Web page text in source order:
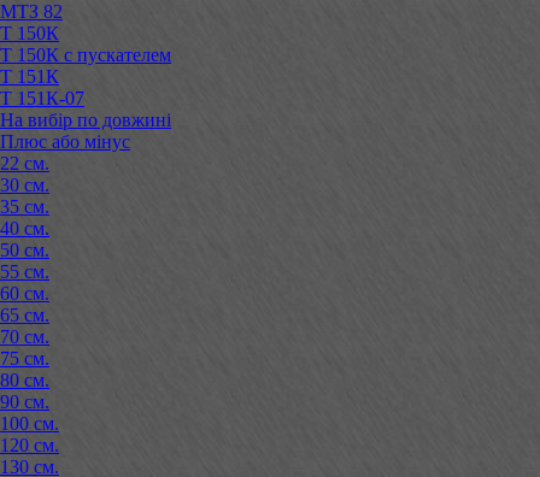
МТЗ 82
Т 150К
Т 150К с пускателем
Т 151К
Т 151К-07
На вибір по довжині
Плюс або мінус
22 см.
30 см.
35 см.
40 см.
50 см.
55 см.
60 см.
65 см.
70 см.
75 см.
80 см.
90 см.
100 см.
120 см.
130 см.